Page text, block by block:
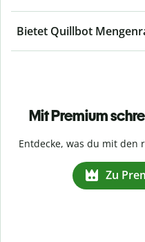
Bietet Quillbot
Mit Premium
Entdecke, was du mit den
Zu